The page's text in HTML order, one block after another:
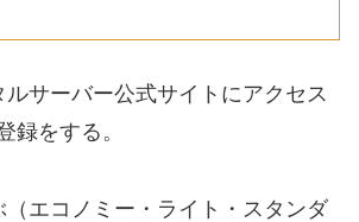
サーバー公式サイトにアクセス
録をする。
（エコノミー・ライト・スタンダ